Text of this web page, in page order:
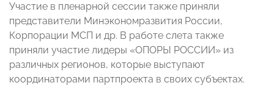
Участие в пленарной сессии также приняли
представители Минэкономразвития России,
Корпорации МСП и др. В работе слета также
приняли участие лидеры «ОПОРЫ РОССИИ» из
различных регионов, которые выступают
координаторами партпроекта в своих субъектах.